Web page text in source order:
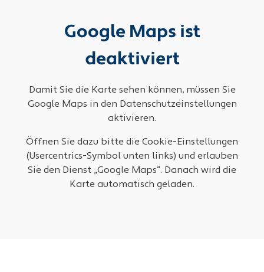
Google Maps ist
deaktiviert
Damit Sie die Karte sehen können, müssen Sie
Google Maps in den Datenschutzeinstellungen
aktivieren.
Öffnen Sie dazu bitte die Cookie-Einstellungen
(Usercentrics-Symbol unten links) und erlauben
Sie den Dienst „Google Maps“. Danach wird die
Karte automatisch geladen.